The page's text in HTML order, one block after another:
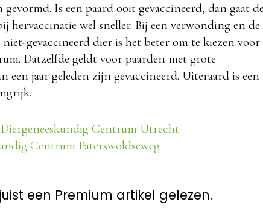
Is een paard ooit gevaccineerd, dan gaat de
hervaccinatie wel sneller. Bij een verwonding en de
gevaccineerd dier is het beter om te kiezen voor
Datzelfde geldt voor paarden met grote
een jaar geleden zijn gevaccineerd. Uiteraard is een
Centrum Utrecht
Centrum Paterswoldseweg
een Premium artikel gelezen.